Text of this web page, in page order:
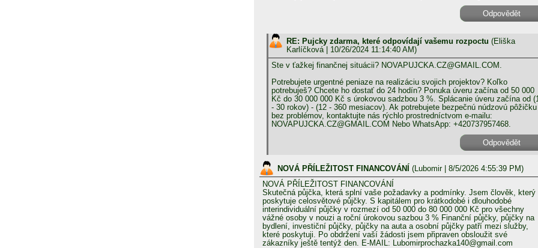
Odpovědět
RE: Pujcky zdarma, které odpovídají vašemu rozpoctu (Eliška
Karlíčková| 10/26/2024 11:14:40 AM)
Ste v ťažkej finančnej situácii? NOVAPUJCKA.CZ@GMAIL.COM.
Potrebujete urgentné peniaze na realizáciu svojich projektov? Koľko
potrebuješ? Chcete ho dostať do 24 hodín? Ponuka úveru začína od 50 000
Kč do 30 000 000 Kč s úrokovou sadzbou 3 %. Splácanie úveru začína od
- 30 rokov) - (12 - 360 mesiacov). Ak potrebujete bezpečnú núdzovú pôžičku
bez problémov, kontaktujte nás rýchlo prostredníctvom e-mailu:
NOVAPUJCKA.CZ@GMAIL.COM Nebo WhatsApp: +420737957468.
Odpovědět
NOVÁ PŘÍLEŽITOST FINANCOVÁNÍ (Lubomir| 8/5/2026 4:55:39 PM)
NOVÁ PŘÍLEŽITOST FINANCOVÁNÍ
Skutečná půjčka, která splní vaše požadavky a podmínky. Jsem člověk, který
poskytuje celosvětové půjčky. S kapitálem pro krátkodobé i dlouhodobé
interindividuální půjčky v rozmezí od 50 000 do 80 000 000 Kč pro všechny
vážné osoby v nouzi a roční úrokovou sazbou 3 % Finanční půjčky, půjčky na
bydlení, investiční půjčky, půjčky na auta a osobní půjčky patří mezi služby,
které poskytuji. Po obdržení vaší žádosti jsem připraven obsloužit své
zákazníky ještě tentýž den. E-MAIL: Lubomirprochazka140@gmail.com